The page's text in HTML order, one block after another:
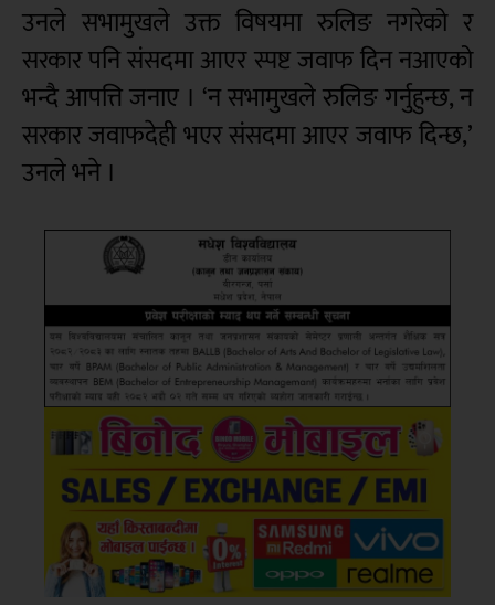
उनले सभामुखले उक्त विषयमा रुलिङ नगरेको र
सरकार पनि संसदमा आएर स्पष्ट जवाफ दिन नआएको
भन्दै आपत्ति जनाए । ‘न सभामुखले रुलिङ गर्नुहुन्छ, न
सरकार जवाफदेही भएर संसदमा आएर जवाफ दिन्छ,’
उनले भने ।